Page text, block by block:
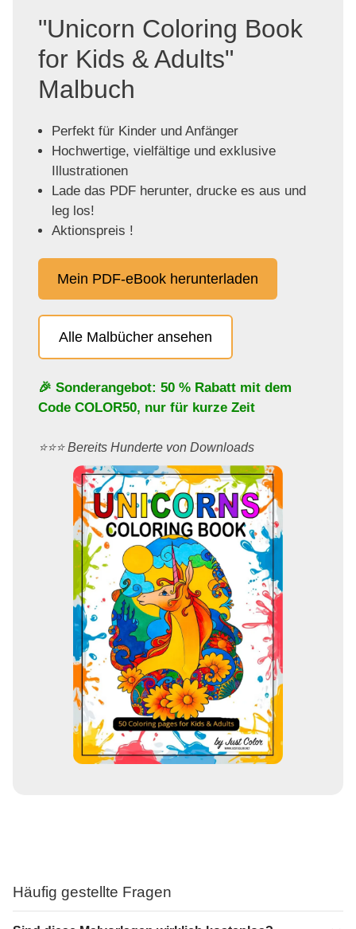
"Unicorn Coloring Book
for Kids & Adults"
Malbuch
Perfekt für Kinder und Anfänger
Hochwertige, vielfältige und exklusive
Illustrationen
Lade das PDF herunter, drucke es aus und
leg los!
Aktionspreis !
Mein PDF-eBook herunterladen
Alle Malbücher ansehen
🎉 Sonderangebot: 50 % Rabatt mit dem
Code COLOR50, nur für kurze Zeit
⭐️⭐️⭐️ Bereits Hunderte von Downloads
Häufig gestellte Fragen